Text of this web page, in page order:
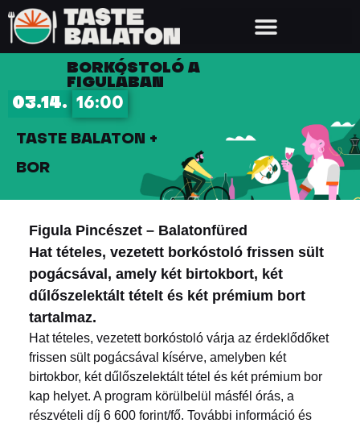
BORKÓSTOLÓ A
FIGULÁBAN
03.14. 16:00
TASTE BALATON +
BOR
Figula Pincészet – Balatonfüred
Hat tételes, vezetett borkóstoló frissen sült
pogácsával, amely két birtokbort, két
dűlőszelektált tételt és két prémium bort
tartalmaz.
Hat tételes, vezetett borkóstoló várja az érdeklődőket
frissen sült pogácsával kísérve, amelyben két
birtokbor, két dűlőszelektált tétel és két prémium bor
kap helyet. A program körülbelül másfél órás, a
részvételi díj 6 600 forint/fő. További információ és